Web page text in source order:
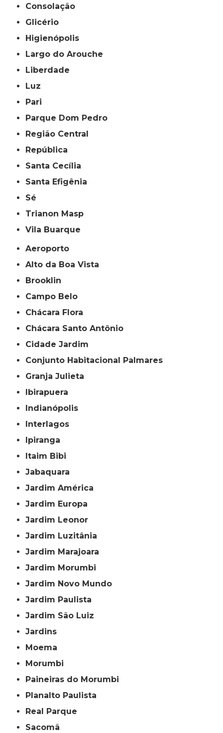
Consolação
Glicério
Higienópolis
Largo do Arouche
Liberdade
Luz
Pari
Parque Dom Pedro
Região Central
República
Santa Cecília
Santa Efigênia
Sé
Trianon Masp
Vila Buarque
Aeroporto
Alto da Boa Vista
Brooklin
Campo Belo
Chácara Flora
Chácara Santo Antônio
Cidade Jardim
Conjunto Habitacional Palmares
Granja Julieta
Ibirapuera
Indianópolis
Interlagos
Ipiranga
Itaim Bibi
Jabaquara
Jardim América
Jardim Europa
Jardim Leonor
Jardim Luzitânia
Jardim Marajoara
Jardim Morumbi
Jardim Novo Mundo
Jardim Paulista
Jardim São Luiz
Jardins
Moema
Morumbi
Paineiras do Morumbi
Planalto Paulista
Real Parque
Sacomã